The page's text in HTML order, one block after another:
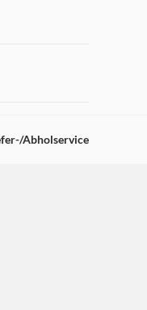
Abholservice